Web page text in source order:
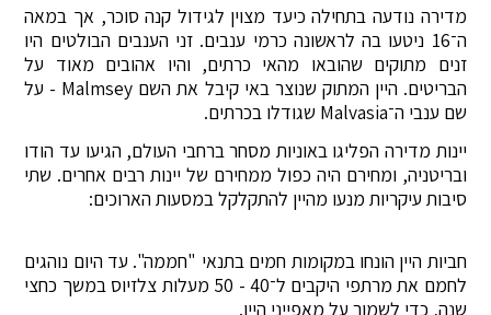
מדירה נודעה בתחילה כיעד מצוין לגידול קנה סוכר, אך במאה
ה־16 ניטעו בה לראשונה כרמי ענבים. זני הענבים הבולטים היו
זנים מתוקים שהובאו מהאי כרתים, והיו אהובים מאוד על
הבריטים. היין המתוק שנוצר באי קיבל את השם Malmsey - על
שם ענבי ה־Malvasia שגודלו בכרתים.
יינות מדירה הפליגו באוניות מסחר ברחבי העולם, הגיעו עד הודו
ובריטניה, ומחירם היה כפול ממחירם של יינות רבים אחרים. שתי
סיבות עיקריות מנעו מהיין להתקלקל במסעות הארוכים:
חביות היין הונחו במקומות חמים בתנאי "חממה". עד היום נוהגים
לחמם את מרתפי היקבים ל־40 - 50 מעלות צלזיוס במשך כחצי
שנה, כדי לשמור על מאפייני היין.